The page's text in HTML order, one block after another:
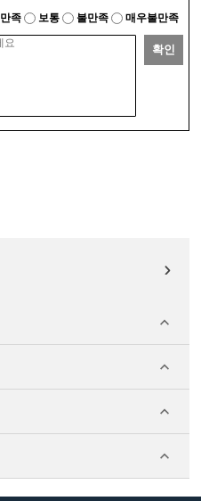
만족 보통 불만족 매우불만족
확인